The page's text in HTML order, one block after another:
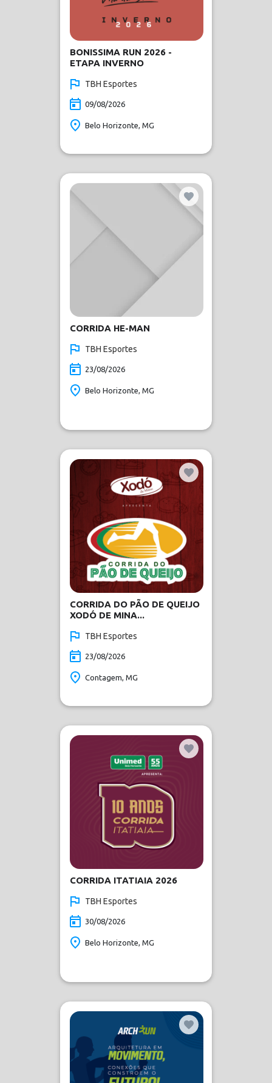
BONISSIMA RUN 2026 -
ETAPA INVERNO
TBH Esportes
09/08/2026
Belo Horizonte, MG
CORRIDA HE-MAN
TBH Esportes
23/08/2026
Belo Horizonte, MG
CORRIDA DO PÃO DE QUEIJO
XODÓ DE MINA...
TBH Esportes
23/08/2026
Contagem, MG
CORRIDA ITATIAIA 2026
TBH Esportes
30/08/2026
Belo Horizonte, MG